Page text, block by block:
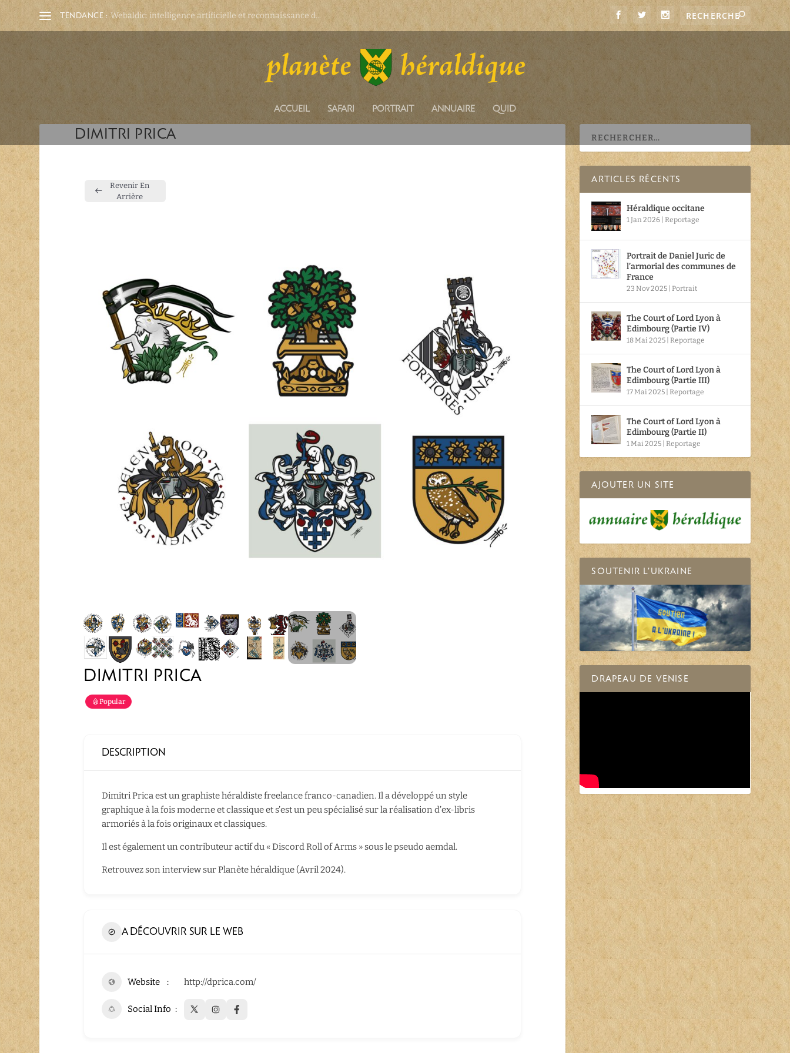
TENDANCE : Webaldic: intelligence artificielle et reconnaissance d...
ACCUEIL SAFARI PORTRAIT ANNUAIRE QUID
DIMITRI PRICA
Revenir En
Arrière
DIMITRI PRICA
Popular
DESCRIPTION
Dimitri Prica est un graphiste héraldiste freelance franco-canadien. Il a développé un style
graphique à la fois moderne et classique et s’est un peu spécialisé sur la réalisation d’ex-libris
armoriés à la fois originaux et classiques.
Il est également un contributeur actif du « Discord Roll of Arms » sous le pseudo aemdal.
Retrouvez son interview sur Planète héraldique (Avril 2024).
A DÉCOUVRIR SUR LE WEB
Website http://dprica.com/
Social Info
ARTICLES RÉCENTS
Héraldique occitane
1 Jan 2026 Reportage
Portrait de Daniel Juric de
l’armorial des communes de
France
23 Nov 2025 Portrait
The Court of Lord Lyon à
Edimbourg (Partie IV)
18 Mai 2025 Reportage
The Court of Lord Lyon à
Edimbourg (Partie III)
17 Mai 2025 Reportage
The Court of Lord Lyon à
Edimbourg (Partie II)
1 Mai 2025 Reportage
AJOUTER UN SITE
SOUTENIR L’UKRAINE
DRAPEAU DE VENISE